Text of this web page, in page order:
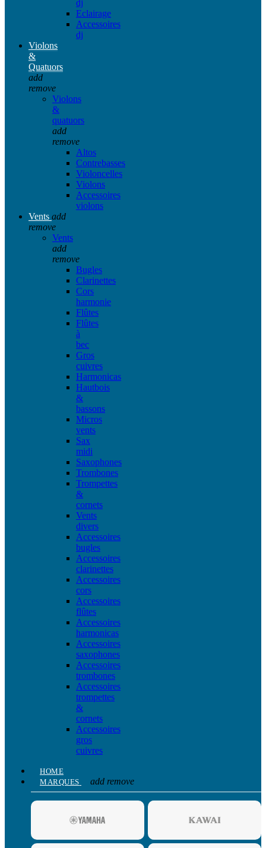
dj
Eclairage
Accessoires
dj
Violons
&
Quatuors
add
remove
Violons
&
quatuors
add
remove
Altos
Contrebasses
Violoncelles
Violons
Accessoires
violons
Vents add
remove
Vents
add
remove
Bugles
Clarinettes
Cors
harmonie
Flûtes
Flûtes
à
bec
Gros
cuivres
Harmonicas
Hautbois
&
bassons
Micros
vents
Sax
midi
Saxophones
Trombones
Trompettes
&
cornets
Vents
divers
Accessoires
bugles
Accessoires
clarinettes
Accessoires
cors
Accessoires
flûtes
Accessoires
harmonicas
Accessoires
saxophones
Accessoires
trombones
Accessoires
trompettes
&
cornets
Accessoires
gros
cuivres
HOME
MARQUES
add remove